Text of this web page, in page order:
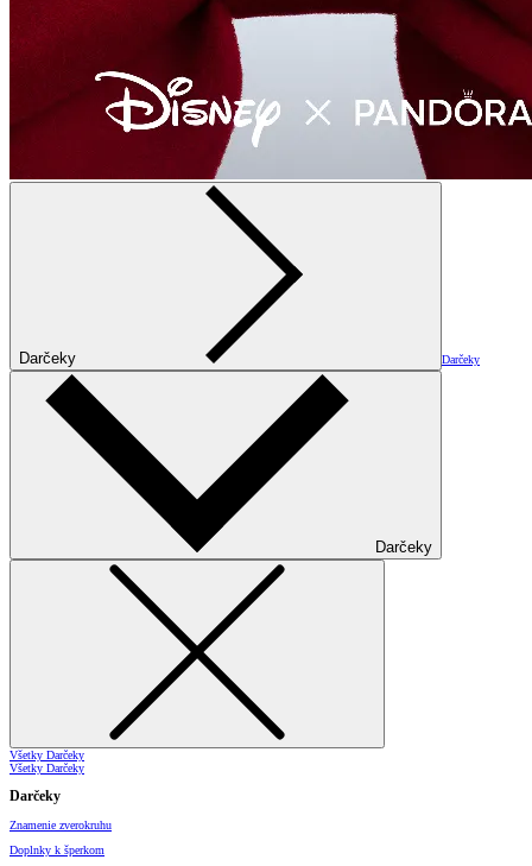
Darčeky Darčeky
Darčeky
Všetky Darčeky
Všetky Darčeky
Darčeky
Znamenie zverokruhu
Doplnky k šperkom